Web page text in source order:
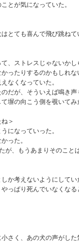
とが気になっていた。
とても喜んで飛び跳ね
、ストレスじゃないか
ったりするのかもしれな
なくなっていた。
だが、そういえば鳴き
塀の向こう側を覗いて
＞
になっていった。
った。
が、もうあまりそのこと
か考えないようにして
っぱり死んでいなくな
さく、あの犬の声がした